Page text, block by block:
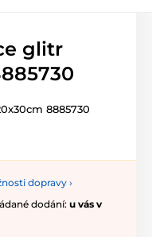
glitr
8885730
dopravy ›
dodání: u vás v